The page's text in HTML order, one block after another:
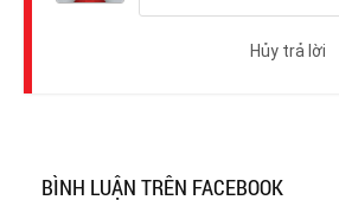
Hủy trả lời
BÌNH LUẬN TRÊN FACEBOOK